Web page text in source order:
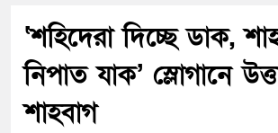
‘শহিদেরা দিচ্ছে ডাক,
নিপাত যাক’ স্লোগানে
শাহবাগ